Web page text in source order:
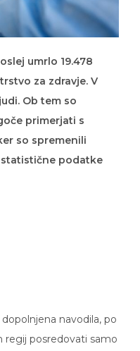
umrlo 19.478
za zdravje. V
Ob tem so
primerjati s
so spremenili
podatke
navodila, po
regij posredovati samo